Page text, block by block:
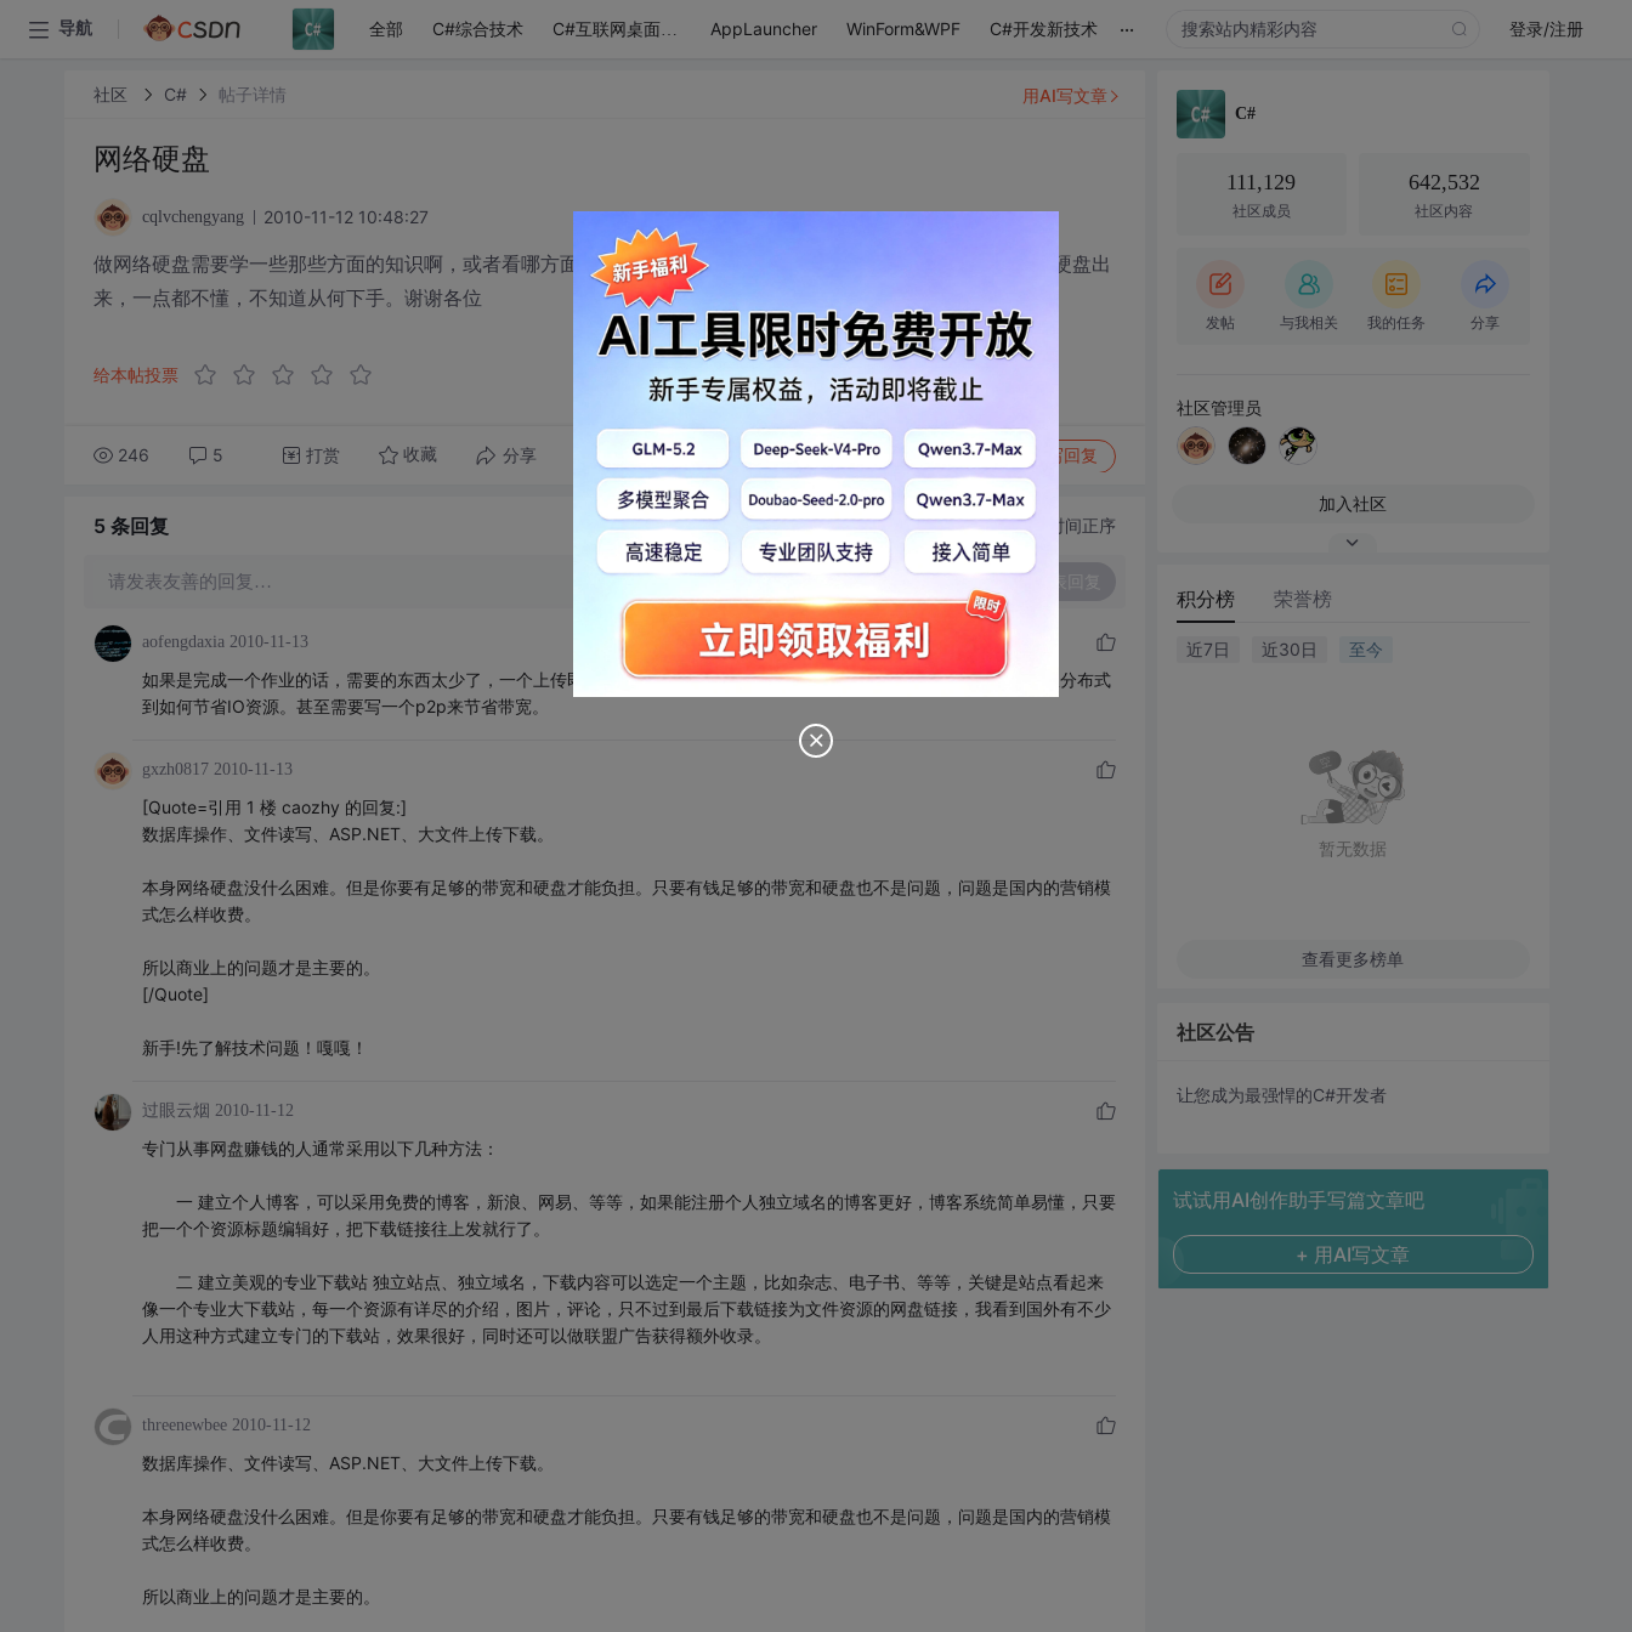
导航 全部 C#综合技术 C#互联网桌面应用 AppLauncher WinForm&WPF C#开发新技术 ... 登录/注册
社区 C# 帖子详情
网络硬盘
cqlvchengyang 2010-11-12 10:48:27
做网络硬盘需要学一些那些方面的知识啊，或者看哪方面的书？刚学C#不久，但是接下来的两个月要做一个网络硬盘出
来，一点都不懂，不知道从何下手。谢谢各位
给本帖投票
246 5 打赏 收藏 分享 转发到动态 举报 写回复
用AI写文章
5 条回复 切换为时间正序
请发表友善的回复…
aofengdaxia 2010-11-13
如果是完成一个作业的话，需要的东西太少了，一个上传即可，最多加上权限，如果做商业化的话，需要考虑很多东西，从分布式
到如何节省IO资源。甚至需要写一个p2p来节省带宽。
gxzh0817 2010-11-13
[Quote=引用 1 楼 caozhy 的回复:]
数据库操作、文件读写、ASP.NET、大文件上传下载。
本身网络硬盘没什么困难。但是你要有足够的带宽和硬盘才能负担。只要有钱足够的带宽和硬盘也不是问题，问题是国内的营销模
式怎么样收费。
所以商业上的问题才是主要的。
[/Quote]
新手!先了解技术问题！嘎嘎！
过眼云烟 2010-11-12
专门从事网盘赚钱的人通常采用以下几种方法：
一 建立个人博客，可以采用免费的博客，新浪、网易、等等，如果能注册个人独立域名的博客更好，博客系统简单易懂，只要
把一个个资源标题编辑好，把下载链接往上发就行了。
二 建立美观的专业下载站 独立站点、独立域名，下载内容可以选定一个主题，比如杂志、电子书、等等，关键是站点看起来
像一个专业大下载站，每一个资源有详尽的介绍，图片，评论，只不过到最后下载链接为文件资源的网盘链接，我看到国外有不少
人用这种方式建立专门的下载站，效果很好，同时还可以做联盟广告获得额外收录。
threenewbee 2010-11-12
数据库操作、文件读写、ASP.NET、大文件上传下载。
本身网络硬盘没什么困难。但是你要有足够的带宽和硬盘才能负担。只要有钱足够的带宽和硬盘也不是问题，问题是国内的营销模
式怎么样收费。
所以商业上的问题才是主要的。
C#
111,129
社区成员
642,532
社区内容
发帖 与我相关 我的任务 分享
社区管理员
加入社区
积分榜 荣誉榜
近7日 近30日 至今
暂无数据
查看更多榜单
社区公告
让您成为最强悍的C#开发者
试试用AI创作助手写篇文章吧
+ 用AI写文章